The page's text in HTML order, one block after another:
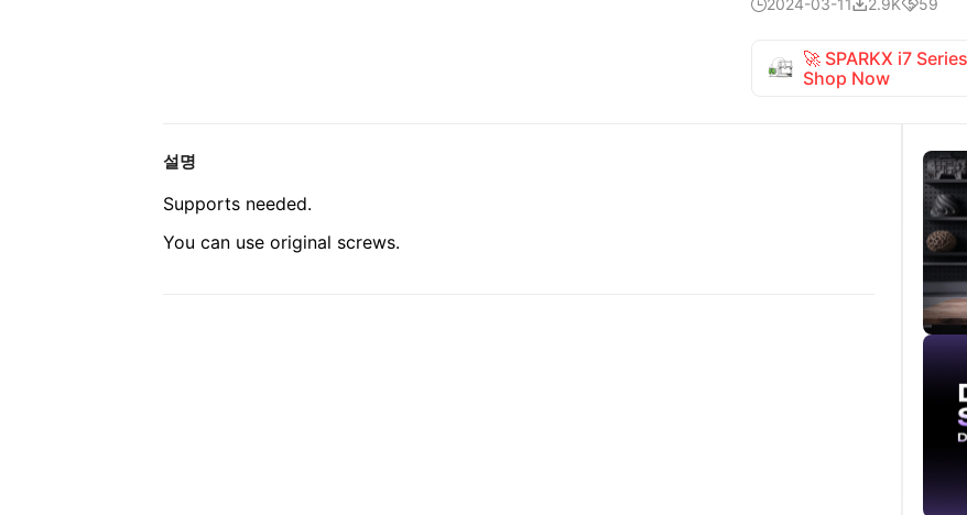
2024-03-112.9K59
🚀 SPARKX i7
Shop Now
설명
Supports needed.
You can use original screws.